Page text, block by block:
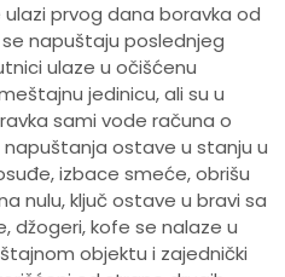
prvog dana boravka od
napuštaju poslednjeg
ulaze u očišćenu
jedinicu, ali su u
sami vode računa o
napuštanja ostave u stanju u
izbace smeće, obrišu
nulu, ključ ostave u bravi sa
džogeri, kofe se nalaze u
objektu i zajednički